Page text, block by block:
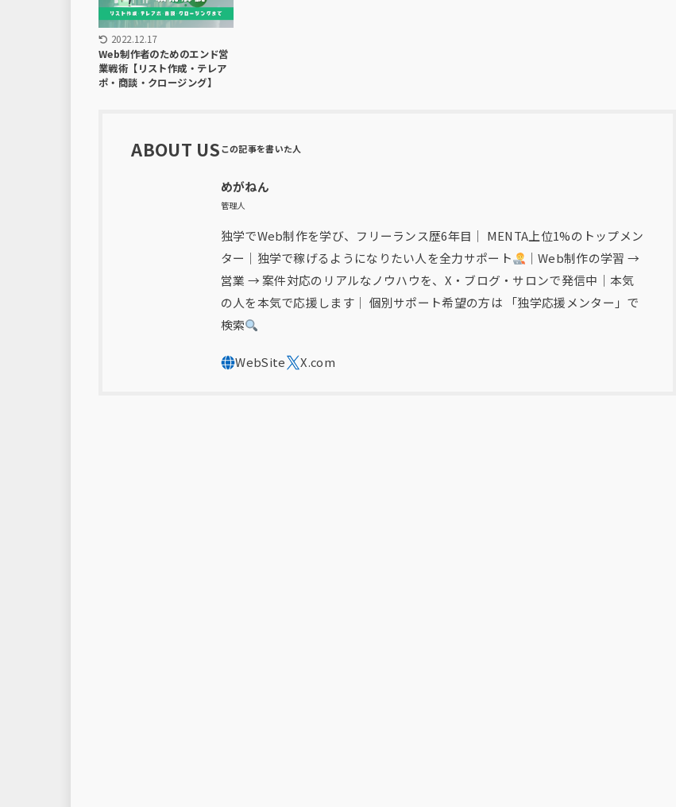
2022.12.17
Web制作者のためのエンド営
業戦術【リスト作成・テレア
ポ・商談・クロージング】
ABOUT US
めがねん
管理人
独学でWeb制作を学び、フリーランス歴6年目｜ MENTA上位1%のトップメン
ター｜独学で稼げるようになりたい人を全力サポート
｜Web制作の学習 →
営業 → 案件対応のリアルなノウハウを、X・ブログ・サロンで発信中｜本気
の人を本気で応援します｜ 個別サポート希望の方は 「独学応援メンター」で
検索